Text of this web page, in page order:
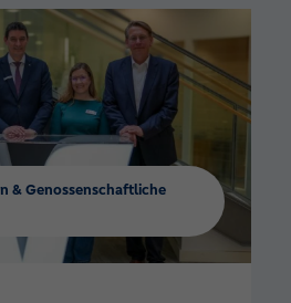
& Genossenschaftliche